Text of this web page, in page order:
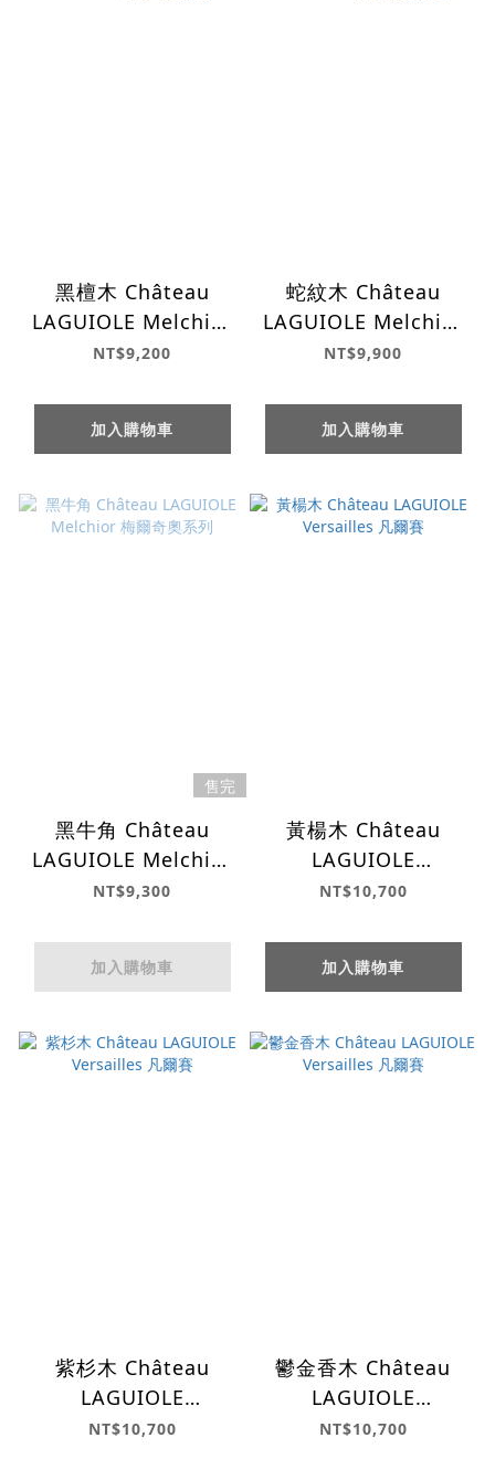
黑檀木 Château
LAGUIOLE Melchior
梅爾奇奧系列
NT$9,200
加入購物車
蛇紋木 Château
LAGUIOLE Melchior
梅爾奇奧系列
NT$9,900
加入購物車
售完
黑牛角 Château
LAGUIOLE Melchior
梅爾奇奧系列
NT$9,300
加入購物車
黃楊木 Château
LAGUIOLE
Versailles 凡爾賽
NT$10,700
加入購物車
紫杉木 Château
LAGUIOLE
Versailles 凡爾賽
NT$10,700
鬱金香木 Château
LAGUIOLE
Versailles 凡爾賽
NT$10,700